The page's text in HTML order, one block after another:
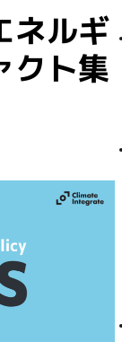
ネルギ
クト集